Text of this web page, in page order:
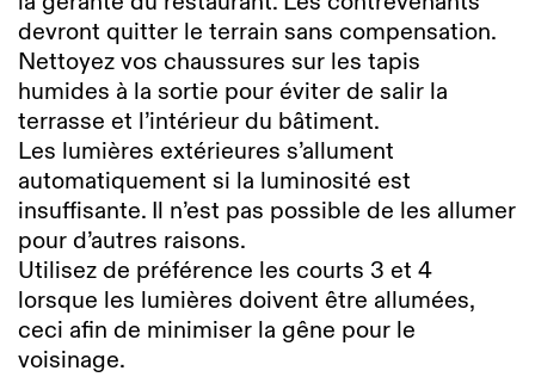
devront quitter le terrain sans compensation.
Nettoyez vos chaussures sur les tapis
humides à la sortie pour éviter de salir la
terrasse et l’intérieur du bâtiment.
Les lumières extérieures s’allument
automatiquement si la luminosité est
insuffisante. Il n’est pas possible de les allumer
pour d’autres raisons.
Utilisez de préférence les courts 3 et 4
lorsque les lumières doivent être allumées,
ceci afin de minimiser la gêne pour le
voisinage.